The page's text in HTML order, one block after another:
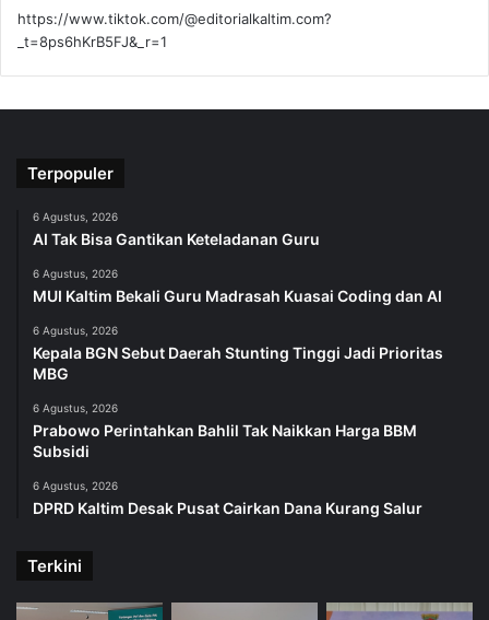
https://www.tiktok.com/@editorialkaltim.com?
_t=8ps6hKrB5FJ&_r=1
Terpopuler
6 Agustus, 2026
AI Tak Bisa Gantikan Keteladanan Guru
6 Agustus, 2026
MUI Kaltim Bekali Guru Madrasah Kuasai Coding dan AI
6 Agustus, 2026
Kepala BGN Sebut Daerah Stunting Tinggi Jadi Prioritas
MBG
6 Agustus, 2026
Prabowo Perintahkan Bahlil Tak Naikkan Harga BBM
Subsidi
6 Agustus, 2026
DPRD Kaltim Desak Pusat Cairkan Dana Kurang Salur
Terkini